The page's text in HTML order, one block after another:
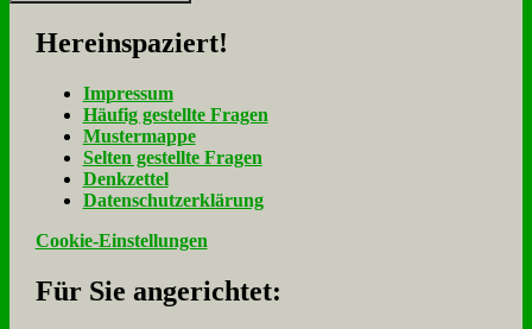
Her­ein­spa­ziert!
Im­pres­sum
Häu­fig ge­stell­te Fra­gen
Mu­ster­map­pe
Sel­ten ge­stell­te Fra­gen
Denk­zet­tel
Da­ten­schutz­er­klä­rung
Cookie-Einstellungen
Für Sie an­ge­rich­tet: